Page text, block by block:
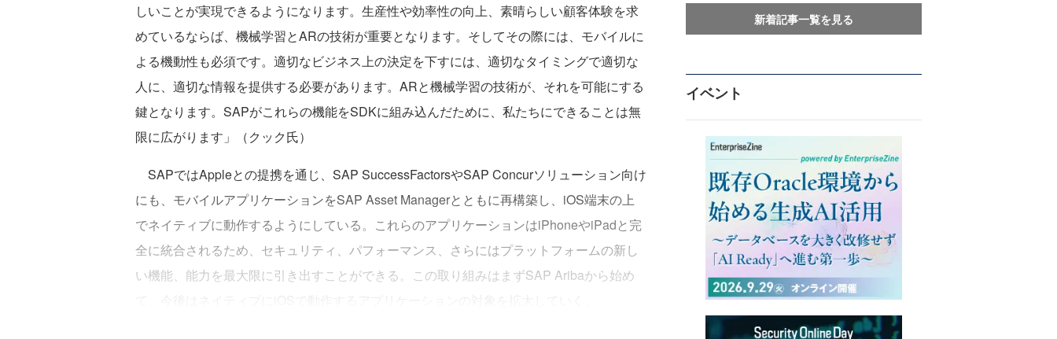
しいことが実現できるようになります。生産性や効率性の向上、素晴らしい顧客体験を求
めているならば、機械学習とARの技術が重要となります。そしてその際には、モバイルに
よる機動性も必須です。適切なビジネス上の決定を下すには、適切なタイミングで適切な
人に、適切な情報を提供する必要があります。ARと機械学習の技術が、それを可能にする
鍵となります。SAPがこれらの機能をSDKに組み込んだために、私たちにできることは無
限に広がります」（クック氏）
SAPではAppleとの提携を通じ、SAP SuccessFactorsやSAP Concurソリューション向け
にも、モバイルアプリケーションをSAP Asset Managerとともに再構築し、iOS端末の上
でネイティブに動作するようにしている。これらのアプリケーションはiPhoneやiPadと完
全に統合されるため、セキュリティ、パフォーマンス、さらにはプラットフォームの新し
い機能、能力を最大限に引き出すことができる。この取り組みはまずSAP Aribaから始め
新着記事一覧を見る
イベント